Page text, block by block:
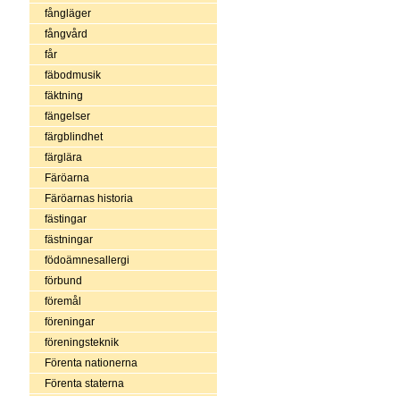
fångläger
fångvård
får
fäbodmusik
fäktning
fängelser
färgblindhet
färglära
Färöarna
Färöarnas historia
fästingar
fästningar
födoämnesallergi
förbund
föremål
föreningar
föreningsteknik
Förenta nationerna
Förenta staterna